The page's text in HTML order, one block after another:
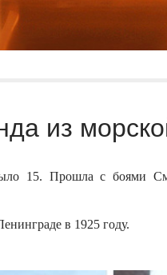
из
15. Прошла с боями
в 1925 году.